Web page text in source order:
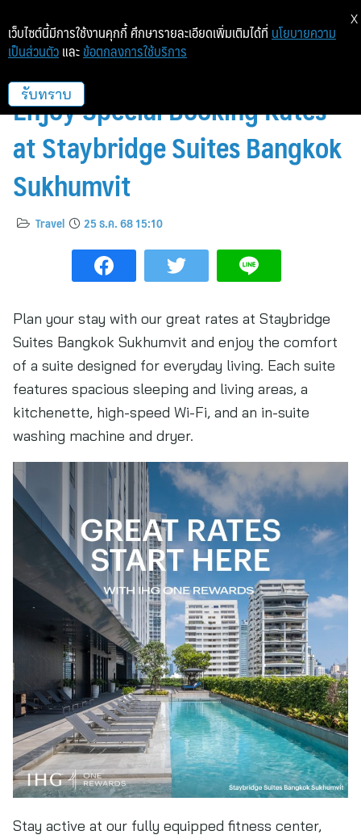
IHG One Rewards Members
Enjoy Special Booking Rates
at Staybridge Suites Bangkok
Sukhumvit
Travel 25 ธ.ค. 68 15:10
Plan your stay with our great rates at Staybridge
Suites Bangkok Sukhumvit and enjoy the comfort
of a suite designed for everyday living. Each suite
features spacious sleeping and living areas, a
kitchenette, high-speed Wi-Fi, and an in-suite
washing machine and dryer.
Stay active at our fully equipped fitness center,
เว็บไซต์นี้มีการใช้งานคุกกี้ ศึกษารายละเอียดเพิ่มเติมได้ที่ นโยบายความ
เป็นส่วนตัว และ ข้อตกลงการใช้บริการ
รับทราบ
X